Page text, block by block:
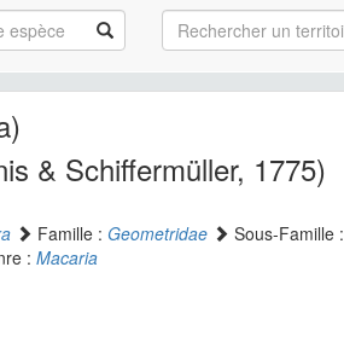
& Schiffermüller, 1775)
Famille : Geometridae
Sous-Famille :
: Macaria